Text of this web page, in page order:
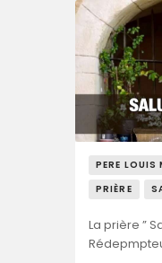
PERE
PRIÈRE
La prière ”